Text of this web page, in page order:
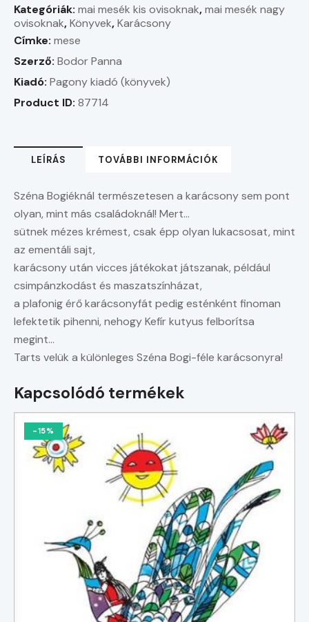
Kategóriák: mai mesék kis ovisoknak,mai mesék nagy
ovisoknak,Könyvek,Karácsony
Címke: mese
Szerző: Bodor Panna
Kiadó: Pagony kiadó (könyvek)
Product ID: 87714
LEÍRÁS TOVÁBBI INFORMÁCIÓK
Széna Bogiéknál természetesen a karácsony sem pont
olyan, mint más családoknál! Mert…
sütnek mézes krémest, csak épp olyan lukacsosat, mint
az ementáli sajt,
karácsony után vicces játékokat játszanak, például
csimpánzkodást és maszatszínházat,
a plafonig érő karácsonyfát pedig esténként finoman
lefektetik pihenni, nehogy Kefír kutyus felborítsa
megint…
Tarts velük a különleges Széna Bogi-féle karácsonyra!
Kapcsolódó termékek
-15%